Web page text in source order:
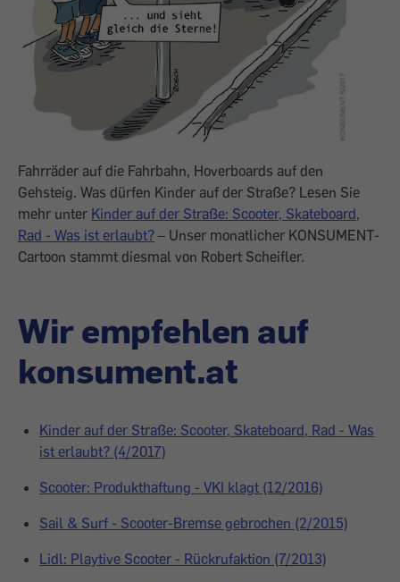
Fahrräder auf die Fahrbahn, Hoverboards auf den
Gehsteig. Was dürfen Kinder auf der Straße? Lesen Sie
mehr unter Kinder auf der Straße: Scooter, Skateboard,
Rad - Was ist erlaubt? – Unser monatlicher KONSUMENT-
Cartoon stammt diesmal von Robert Scheifler.
Wir empfehlen auf
konsument.at
Kinder auf der Straße: Scooter, Skateboard, Rad - Was
ist erlaubt? (4/2017)
Scooter: Produkthaftung - VKI klagt (12/2016)
Sail & Surf - Scooter-Bremse gebrochen (2/2015)
Lidl: Playtive Scooter - Rückrufaktion (7/2013)